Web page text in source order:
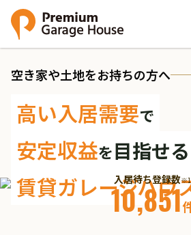
空き家や土地をお持ちの方へ
高い入居需要で
安定収益を目指せる
賃貸ガレージハウ
入居待ち登録数※1
10,851